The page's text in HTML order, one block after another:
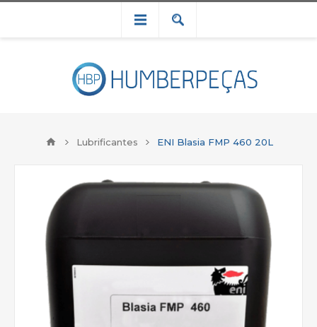
Lubrificantes ENI Blasia FMP 460 20L